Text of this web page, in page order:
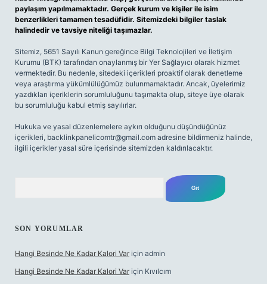
paylaşım yapılmamaktadır. Gerçek kurum ve kişiler ile isim
benzerlikleri tamamen tesadüfidir. Sitemizdeki bilgiler taslak
halindedir ve tavsiye niteliği taşımazlar.
Sitemiz, 5651 Sayılı Kanun gereğince Bilgi Teknolojileri ve İletişim
Kurumu (BTK) tarafından onaylanmış bir Yer Sağlayıcı olarak hizmet
vermektedir. Bu nedenle, sitedeki içerikleri proaktif olarak denetleme
veya araştırma yükümlülüğümüz bulunmamaktadır. Ancak, üyelerimiz
yazdıkları içeriklerin sorumluluğunu taşımakta olup, siteye üye olarak
bu sorumluluğu kabul etmiş sayılırlar.
Hukuka ve yasal düzenlemelere aykırı olduğunu düşündüğünüz
içerikleri, backlinkpanelicomtr@gmail.com adresine bildirmeniz halinde,
ilgili içerikler yasal süre içerisinde sitemizden kaldırılacaktır.
SON YORUMLAR
Hangi Besinde Ne Kadar Kalori Var için admin
Hangi Besinde Ne Kadar Kalori Var için Kıvılcım